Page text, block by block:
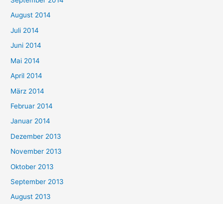
August 2014
Juli 2014
Juni 2014
Mai 2014
April 2014
März 2014
Februar 2014
Januar 2014
Dezember 2013
November 2013
Oktober 2013
September 2013
August 2013